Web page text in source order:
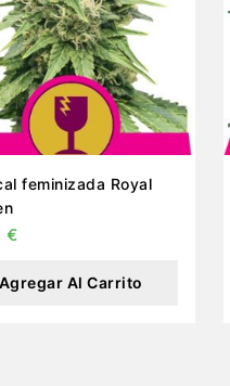
feminizada Royal
€
Agregar Al Carrito